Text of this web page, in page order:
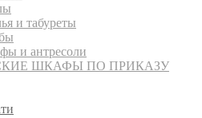
и табуреты
и антресоли
ШКАФЫ ПО ПРИКАЗУ